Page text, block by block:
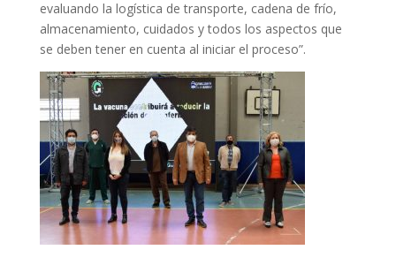
evaluando la logística de transporte, cadena de frío,
almacenamiento, cuidados y todos los aspectos que
se deben tener en cuenta al iniciar el proceso”.